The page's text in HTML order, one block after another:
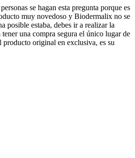
se hagan esta pregunta porque es
muy novedoso y Biodermalix no se
posible estaba, debes ir a realizar la
una compra segura el único lugar de
producto original en exclusiva, es su